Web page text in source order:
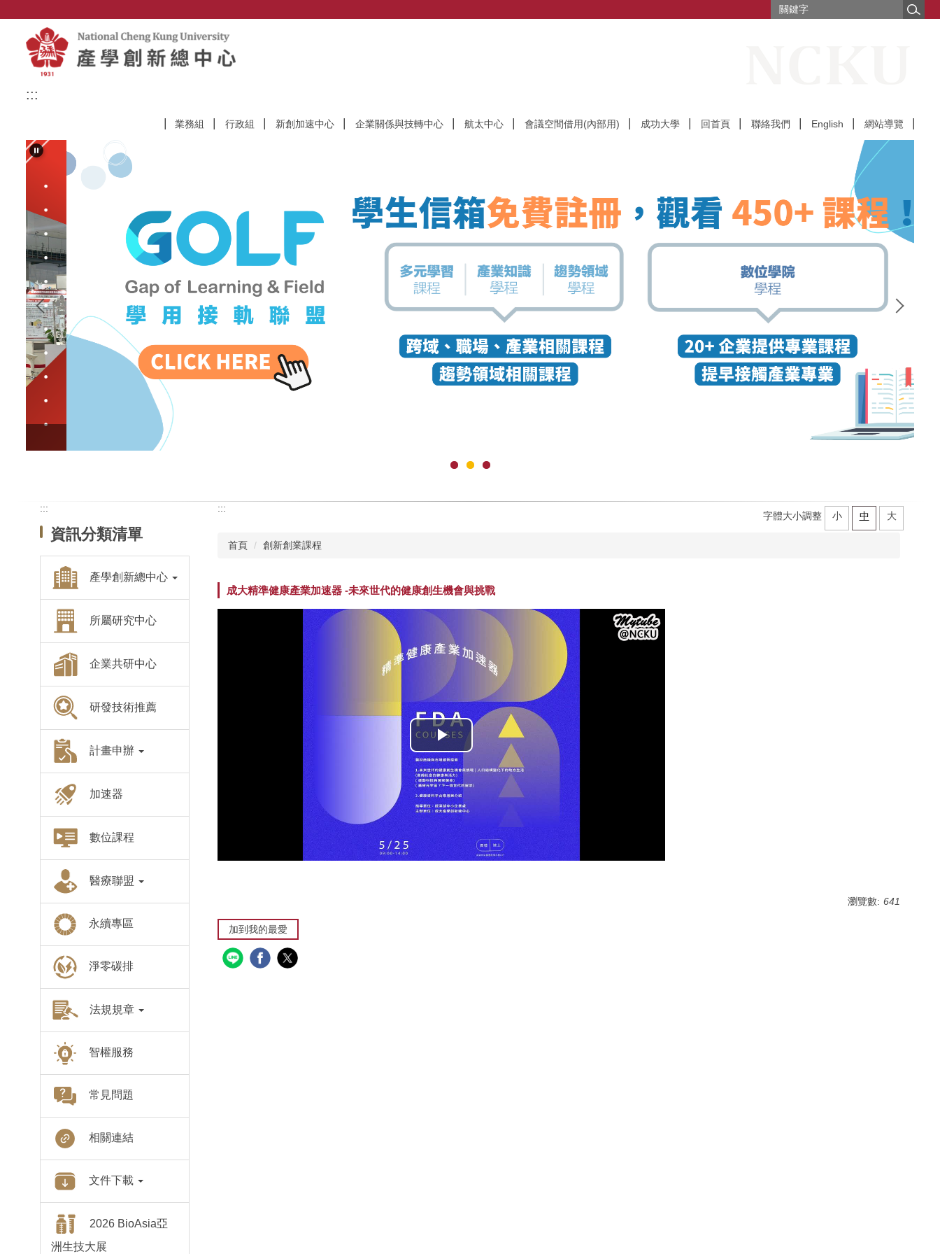
:::
業務組 行政組 新創加速中心 企業關係與技轉中心 航太中心 會議空間借用(內部用) 成功大學 回首頁 聯絡我們 English 網站導覽
:::
資訊分類清單
產學創新總中心
所屬研究中心
企業共研中心
研發技術推薦
計畫申辦
加速器
數位課程
醫療聯盟
永續專區
淨零碳排
法規規章
智權服務
常見問題
相關連結
文件下載
2026 BioAsia亞
洲生技大展
:::
首頁 創新創業課程
成大精準健康產業加速器 -未來世代的健康創生機會與挑戰
字體大小調整 小 中 大
瀏覽數: 641
加到我的最愛